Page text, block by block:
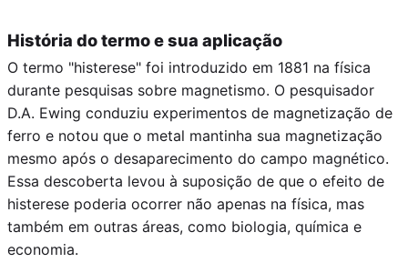
História do termo e sua aplicação
O termo "histerese" foi introduzido em 1881 na física
durante pesquisas sobre magnetismo. O pesquisador
D.A. Ewing conduziu experimentos de magnetização de
ferro e notou que o metal mantinha sua magnetização
mesmo após o desaparecimento do campo magnético.
Essa descoberta levou à suposição de que o efeito de
histerese poderia ocorrer não apenas na física, mas
também em outras áreas, como biologia, química e
economia.